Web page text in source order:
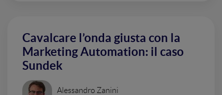
Cavalcare l’onda giusta con la
Marketing Automation: il caso
Sundek
Alessandro Zanini